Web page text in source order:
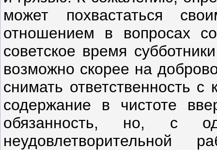
может похвастаться
отношением в вопросах
советское время
возможно скорее на
снимать ответственность
содержание в чистоте
обязанность, но, с
неудовлетворительной